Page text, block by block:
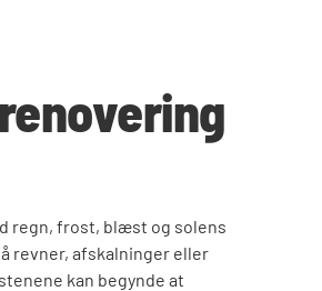
regn, frost, blæst og solens
revner, afskalninger eller
kan begynde at